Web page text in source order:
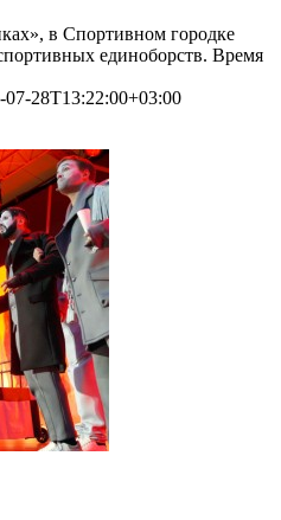
в Спортивном городке
единоборств. Время
07-28T13:22:00+03:00